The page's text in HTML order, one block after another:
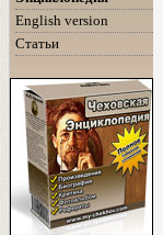
English version
Статьи